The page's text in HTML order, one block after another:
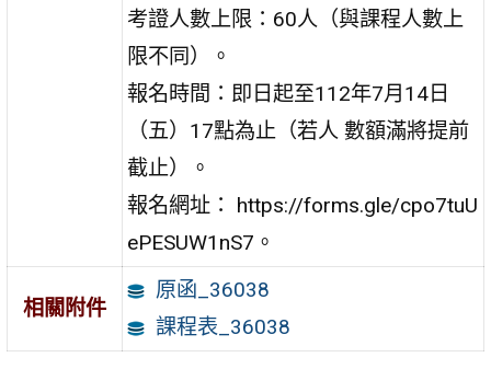
考證人數上限：60人（與課程人數上
限不同）。
報名時間：即日起至112年7月14日
（五）17點為止（若人 數額滿將提前
截止）。
報名網址： https://forms.gle/cpo7tuU
ePESUW1nS7。
相關附件
原函_36038
課程表_36038